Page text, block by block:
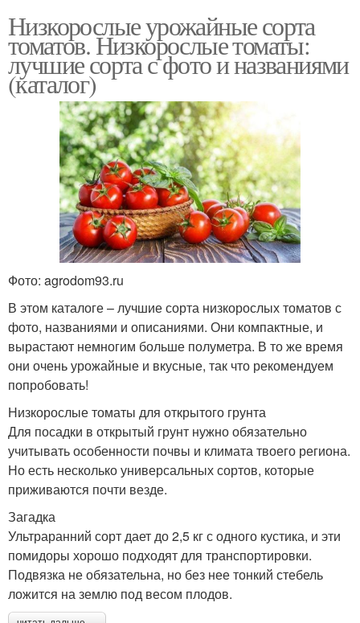
Низкорослые урожайные сорта
томатов. Низкорослые томаты:
лучшие сорта с фото и названиями
(каталог)
Фото: agrodom93.ru
В этом каталоге – лучшие сорта низкорослых томатов с
фото, названиями и описаниями. Они компактные, и
вырастают немногим больше полуметра. В то же время
они очень урожайные и вкусные, так что рекомендуем
попробовать!
Низкорослые томаты для открытого грунта
Для посадки в открытый грунт нужно обязательно
учитывать особенности почвы и климата твоего региона.
Но есть несколько универсальных сортов, которые
приживаются почти везде.
Загадка
Ультраранний сорт дает до 2,5 кг с одного кустика, и эти
помидоры хорошо подходят для транспортировки.
Подвязка не обязательна, но без нее тонкий стебель
ложится на землю под весом плодов.